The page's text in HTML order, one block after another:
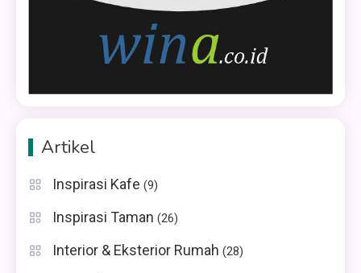
Artikel
Inspirasi Kafe (9)
Inspirasi Taman (26)
Interior & Eksterior Rumah (28)